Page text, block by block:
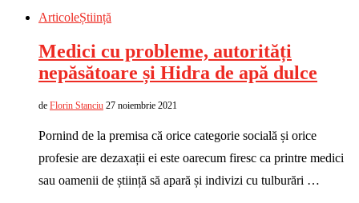
ArticoleȘtiință
Medici cu probleme, autorități
nepăsătoare și Hidra de apă dulce
de Florin Stanciu 27 noiembrie 2021
Pornind de la premisa că orice categorie socială și orice
profesie are dezaxații ei este oarecum firesc ca printre medici
sau oamenii de știință să apară și indivizi cu tulburări …